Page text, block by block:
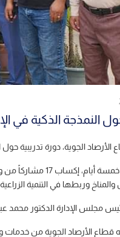
النمذجة الذكية في
الأرصاد الجوية، دورة تدريبية حول
هدفت الدورة في
وربطها في التنمية الزراعية
مجلس الإدارة الدكتور محمد
قطاع الأرصاد الجوية من خدمات